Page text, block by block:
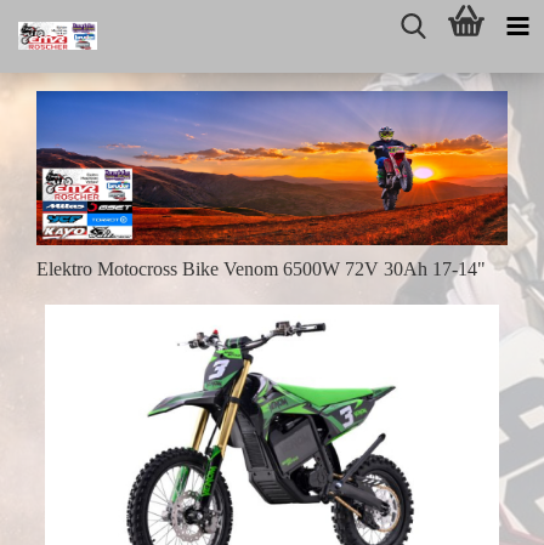
Elektro Motocross Bike Venom 6500W 72V 30Ah 17-14"